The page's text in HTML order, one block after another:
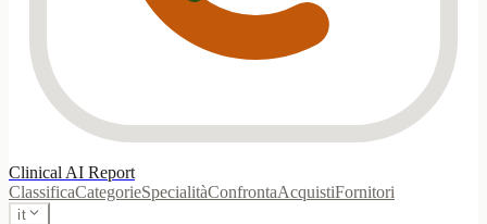
Clinical AI Report
ClassificaCategorieSpecialitàConfrontaAcquistiFornitori
it